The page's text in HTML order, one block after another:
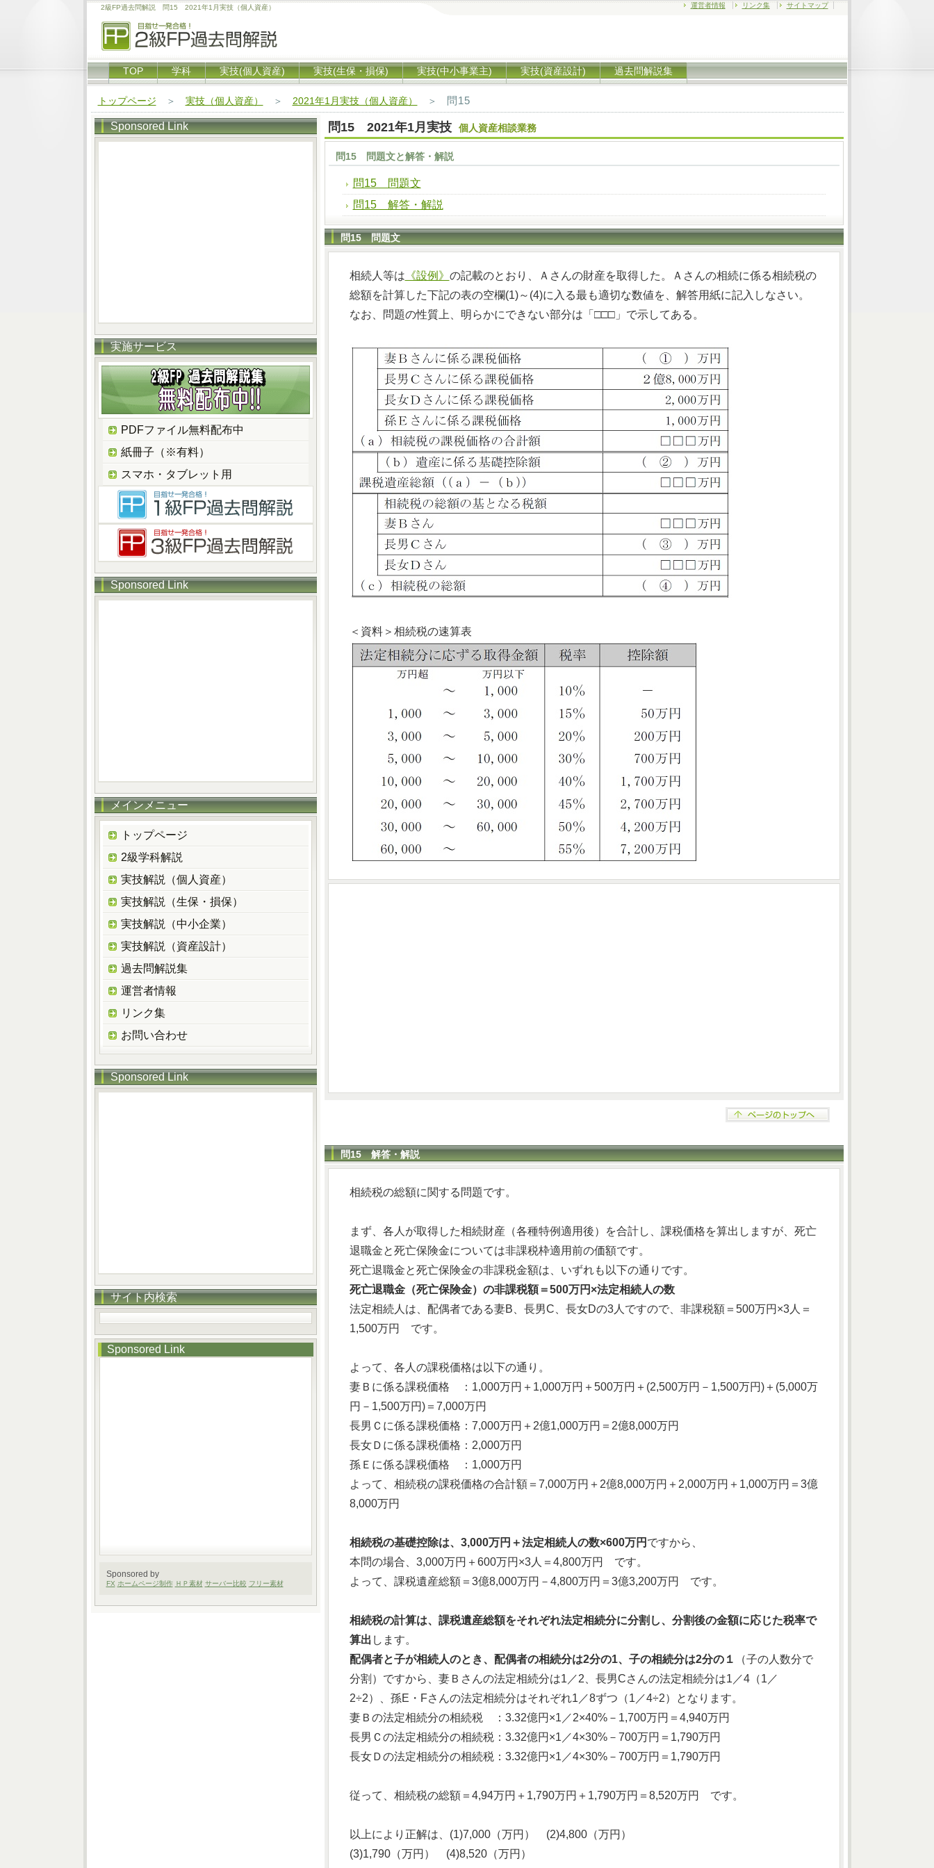
2級FP過去問解説 問15 2021年1月実技（個人資産） 運営者情報 リンク集 サイトマップ
TOP 学科 実技(個人資産) 実技(生保・損保) 実技(中小事業主) 実技(資産設計) 過去問解説集
トップページ ＞ 実技（個人資産） ＞ 2021年1月実技（個人資産） ＞ 問15
問15 2021年1月実技 個人資産相談業務
問15 問題文と解答・解説
問15 問題文
問15 解答・解説
問15 問題文
相続人等は 《設例》 の記載のとおり、Ａさんの財産を取得した。Ａさんの相続に係る相続税の
総額を計算した下記の表の空欄(1)～(4)に入る最も適切な数値を、解答用紙に記入しなさい。
なお、問題の性質上、明らかにできない部分は「□□□」で示してある。
＜資料＞相続税の速算表
問15 解答・解説
相続税の総額に関する問題です。
まず、各人が取得した相続財産（各種特例適用後）を合計し、課税価格を算出しますが、死亡
退職金と死亡保険金については非課税枠適用前の価額です。
死亡退職金と死亡保険金の非課税金額は、いずれも以下の通りです。
死亡退職金（死亡保険金）の非課税額＝500万円×法定相続人の数
法定相続人は、配偶者である妻B、長男C、長女Dの3人ですので、非課税額＝500万円×3人＝
1,500万円 です。
よって、各人の課税価格は以下の通り。
妻Ｂに係る課税価格 ：1,000万円＋1,000万円＋500万円＋(2,500万円－1,500万円)＋(5,000万
円－1,500万円)＝7,000万円
長男Ｃに係る課税価格：7,000万円＋2億1,000万円＝2億8,000万円
長女Ｄに係る課税価格：2,000万円
孫Ｅに係る課税価格 ：1,000万円
よって、相続税の課税価格の合計額＝7,000万円＋2億8,000万円＋2,000万円＋1,000万円＝3億
8,000万円
相続税の基礎控除は、3,000万円＋法定相続人の数×600万円 ですから、
本問の場合、3,000万円＋600万円×3人＝4,800万円 です。
よって、課税遺産総額＝3億8,000万円－4,800万円＝3億3,200万円 です。
相続税の計算は、課税遺産総額をそれぞれ法定相続分に分割し、分割後の金額に応じた税率で
算出 します。
配偶者と子が相続人のとき、配偶者の相続分は2分の1、子の相続分は2分の１
（子の人数分で
分割）ですから、妻Ｂさんの法定相続分は1／2、長男Cさんの法定相続分は1／4（1／
2÷2）、孫E・Fさんの法定相続分はそれぞれ1／8ずつ（1／4÷2）となります。
妻Ｂの法定相続分の相続税 ：3.32億円×1／2×40%－1,700万円＝4,940万円
長男Ｃの法定相続分の相続税：3.32億円×1／4×30%－700万円＝1,790万円
長女Ｄの法定相続分の相続税：3.32億円×1／4×30%－700万円＝1,790万円
従って、相続税の総額＝4,94万円＋1,790万円＋1,790万円＝8,520万円 です。
以上により正解は、(1)7,000（万円） (2)4,800（万円）
(3)1,790（万円） (4)8,520（万円）
Sponsored Link
実施サービス
PDFファイル無料配布中
紙冊子（※有料）
スマホ・タブレット用
Sponsored Link
メインメニュー
トップページ
2級学科解説
実技解説（個人資産）
実技解説（生保・損保）
実技解説（中小企業）
実技解説（資産設計）
過去問解説集
運営者情報
リンク集
お問い合わせ
Sponsored Link
サイト内検索
Sponsored Link
Sponsored by
FX ホームページ制作 ＨＰ素材 サーバー比較 フリー素材